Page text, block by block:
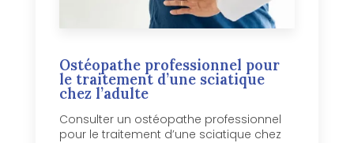
Ostéopathe professionnel pour
le traitement d’une sciatique
chez l’adulte
Consulter un ostéopathe professionnel
pour le traitement d’une sciatique chez